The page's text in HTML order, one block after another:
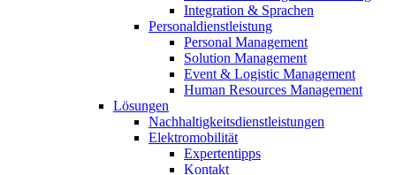
Integration & Sprachen
Personaldienstleistung
Personal Management
Solution Management
Event & Logistic Management
Human Resources Management
Lösungen
Nachhaltigkeitsdienstleistungen
Elektromobilität
Expertentipps
Kontakt